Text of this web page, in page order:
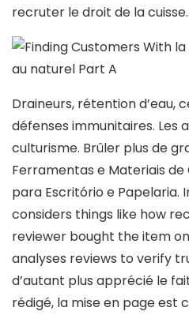
recruter le droit de la cuisse.
Draineurs, rétention d’eau,
défenses immunitaires. Les
culturisme. Brûler plus de
Ferramentas e Materiais
para Escritório e Papelaria.
considers things like how
reviewer bought the item
analyses reviews to verify
d’autant plus apprécié le
rédigé, la mise en page est